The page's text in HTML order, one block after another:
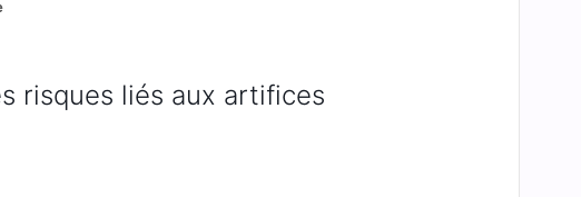
risques liés aux artifices